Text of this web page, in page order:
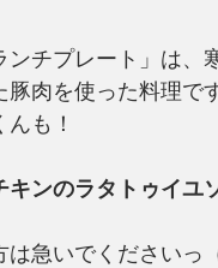
ンチプレート」は、
肉を使った料理です
も！
キンのラタトゥイユ
急いでくださいっ